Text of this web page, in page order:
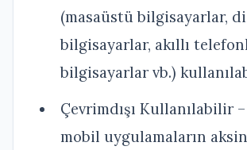
(masaüstü bilgisayarlar,
bilgisayarlar, akıllı
bilgisayarlar vb.)
Çevrimdışı Kullanılabilir
mobil uygulamaların